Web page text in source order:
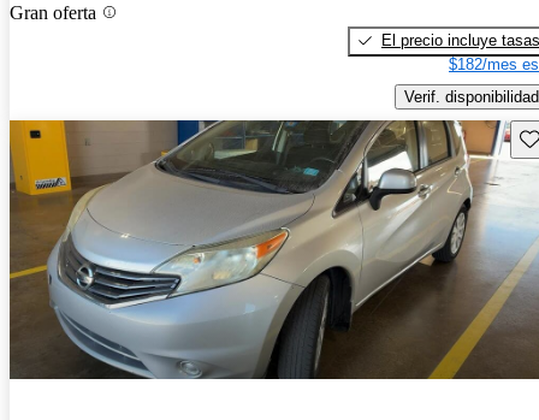
Gran oferta
El precio incluye tasas
$182/mes
Verif. disponibilidad